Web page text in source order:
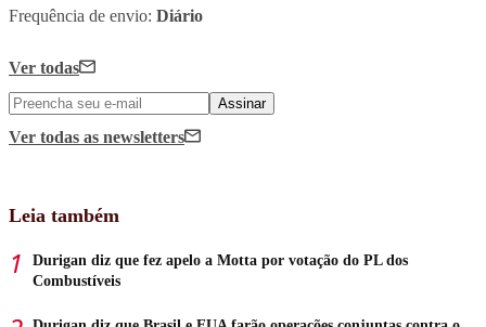
Frequência de envio: Diário
Ver todas
Assinar
Ver todas as newsletters
Leia também
Durigan diz que fez apelo a Motta por votação do PL dos
Combustíveis